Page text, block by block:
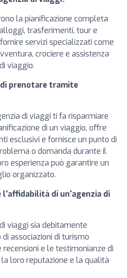
la pianificazione completa
trasferimenti, tour e
servizi specializzati come
crociere e assistenza
viaggio.
prenotare tramite
di viaggi ti fa risparmiare
di un viaggio, offre
esclusivi e fornisce un punto di
o domanda durante il
esperienza può garantire un
organizzato.
l'affidabilità di un'agenzia di
viaggi sia debitamente
associazioni di turismo
recensioni e le testimonianze di
loro reputazione e la qualità